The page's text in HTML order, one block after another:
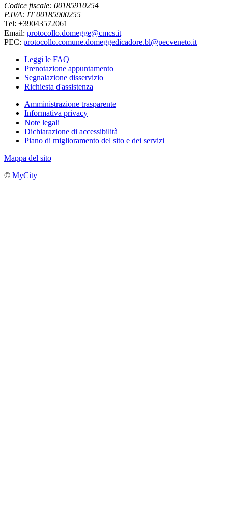
Codice fiscale: 00185910254
P.IVA: IT 00185900255
Tel: +39043572061
Email: protocollo.domegge@cmcs.it
PEC: protocollo.comune.domeggedicadore.bl@pecveneto.it
Leggi le FAQ
Prenotazione appuntamento
Segnalazione disservizio
Richiesta d'assistenza
Amministrazione trasparente
Informativa privacy
Note legali
Dichiarazione di accessibilità
Piano di miglioramento del sito e dei servizi
Mappa del sito
© MyCity